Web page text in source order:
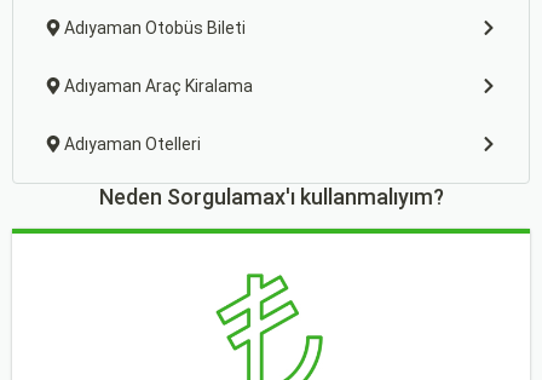
Adıyaman Otobüs Bileti
Adıyaman Araç Kiralama
Adıyaman Otelleri
Neden Sorgulamax'ı kullanmalıyım?